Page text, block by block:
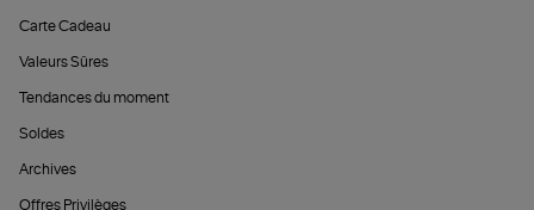
Carte Cadeau
Valeurs Sûres
Tendances du moment
Soldes
Archives
Offres Privilèges